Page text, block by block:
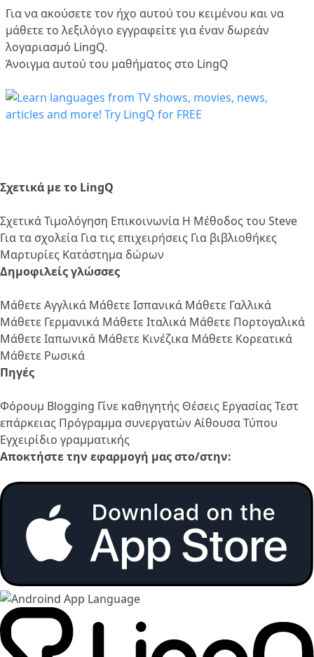
Για να ακούσετε τον ήχο αυτού του κειμένου και να
μάθετε το λεξιλόγιο εγγραφείτε για έναν δωρεάν
λογαριασμό LingQ.
Άνοιγμα αυτού του μαθήματος στο LingQ
Σχετικά με το LingQ
ΣχετικάΤιμολόγηση Επικοινωνία Η Μέθοδος του Steve
Για τα σχολεία Για τις επιχειρήσεις Για βιβλιοθήκες
Μαρτυρίες Κατάστημα δώρων
Δημοφιλείς γλώσσες
Μάθετε Αγγλικά Μάθετε Ισπανικά Μάθετε Γαλλικά
Μάθετε Γερμανικά Μάθετε Ιταλικά Μάθετε Πορτογαλικά
Μάθετε Ιαπωνικά Μάθετε Κινέζικα Μάθετε Κορεατικά
Μάθετε Ρωσικά
Πηγές
Φόρουμ Blogging Γίνε καθηγητής Θέσεις ΕργασίαςΤεστ
επάρκειας Πρόγραμμα συνεργατών Αίθουσα Τύπου
Εγχειρίδιο γραμματικής
Αποκτήστε την εφαρμογή μας στο/στην: